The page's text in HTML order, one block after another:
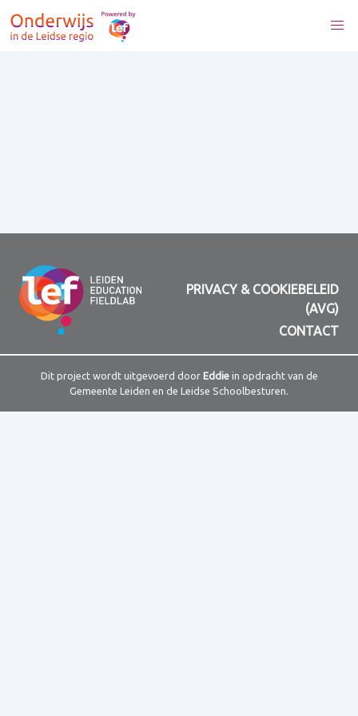
PRIVACY & COOKIEBELEID
(AVG)
CONTACT
Dit project wordt uitgevoerd door Eddiein opdracht van de
Gemeente Leiden en de Leidse Schoolbesturen.